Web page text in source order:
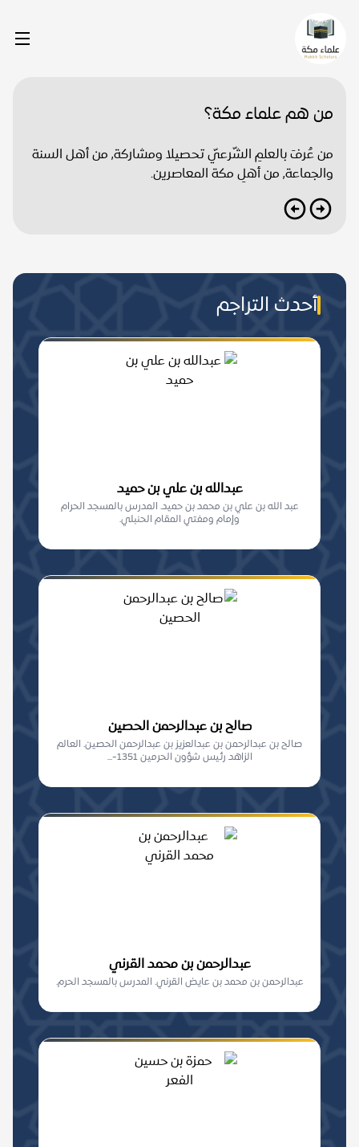
من هم علماء مكة؟
من عُرفَ بالعلمِ الشّرعيّ تحصيلا ومشاركة, من أهل السنة
والجماعة, من أهلِ مكة المعاصرين.
أحدث التراجم
عبدالله بن علي بن حميد
عبد الله بن علي بن محمد بن حميد. المدرس بالمسجد الحرام
وإمام ومفتي المقام الحنبلي.
صالح بن عبدالرحمن الحصين
صالح بن عبدالرحمن بن عبدالعزيز بن عبدالرحمن الحصين. العالم
الزاهد رئيس شؤون الحرمين 1351-...
عبدالرحمن بن محمد القرني
عبدالرحمن بن محمد بن عايض القرني. المدرس بالمسجد الحرم.